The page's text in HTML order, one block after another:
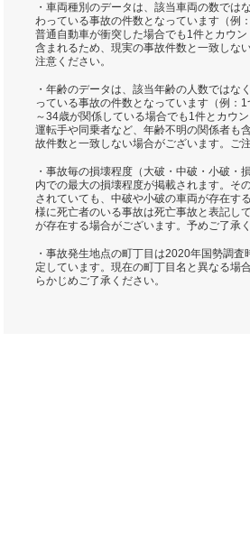
・車両種別のデータは、該当車両の数では
わっている事故の件数となっています（例
普通自動車が衝突した場合でも1件とカウ
含まれるため、現実の事故件数と一致しな
注意ください。
・年齢のデータは、該当年齢の人数ではな
っている事故の件数となっています（例：
～34歳が関係している場合でも1件とカウ
運転手や同乗者など、年齢不明の関係者も
故件数と一致しない場合がございます。ご
・事故毎の損壊程度（大破・中破・小破・
内での最大の損壊程度が掲載されます。そ
されていても、中破や小破の車両が存在す
様に死亡者のいる事故は死亡事故と表記し
が存在する場合がございます。予めご了承く
・事故発生地点の町丁目は2020年国勢調査
定しています。現在の町丁目名と異なる場
らかじめご了承ください。